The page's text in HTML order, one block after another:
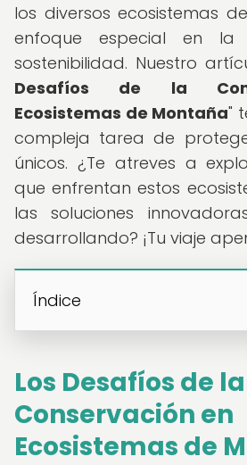
los diversos ecosistemas
enfoque especial en la
sostenibilidad. Nuestro
Desafíos de la
Ecosistemas de Montaña"
compleja tarea de
únicos. ¿Te atreves a
que enfrentan estos
las soluciones
desarrollando? ¡Tu viaje
Índice
Los Desafíos de la
Conservación en
Ecosistemas de